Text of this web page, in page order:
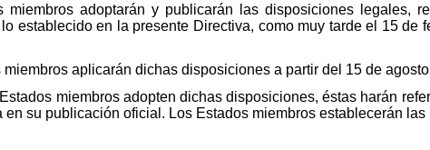
miembros adoptarán y publicarán las disposiciones legales,
establecido en la presente Directiva, como muy tarde el 15 de
miembros aplicarán dichas disposiciones a partir del 15 de
miembros adopten dichas disposiciones, éstas harán
en su publicación oficial. Los Estados miembros establecerán